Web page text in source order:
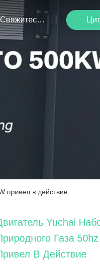
Свяжитесь С Нами
привел в действие
Yuchai
Газа
В Действие